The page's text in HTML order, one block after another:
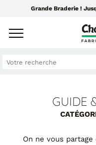
Grande Braderie !
CANAPÉS ET
MEUBLES ET
PAR CATÉGORIE
GUIDE
On ne vous